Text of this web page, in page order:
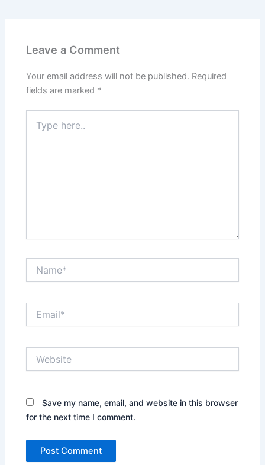
Leave a Comment
Your email address will not be published. Required
fields are marked *
here..
Save my name, email, and website in this browser
for the next time I comment.